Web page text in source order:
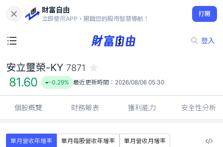
財富自由
立即使用APP，開啟您的股市智慧導航！
打開
登入
81.60
-0.29%
安立璽榮-KY 7871
81.60 -0.29% 最近更新時間： 2026/08/06 05:30
個股概覽 財務報表 獲利能力 安全性分析
單月營收年增率 單月每股營收年增率
單月營收月增率